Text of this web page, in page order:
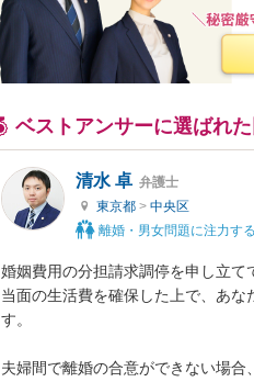
ベストアンサーに選ばれ
清水 卓 弁護士
東京都 > 中央区
離婚・男女問題に注力す
婚姻費用の分担請求調停を申し立て
当面の生活費を確保した上で、あ
す。
夫婦間で離婚の合意ができない場合